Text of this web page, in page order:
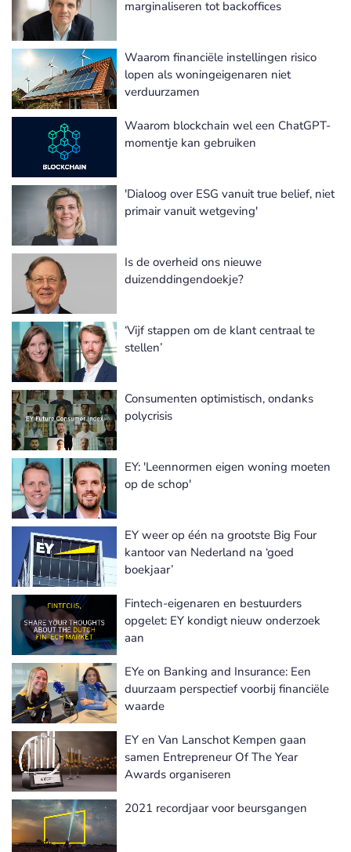
marginaliseren tot backoffices
Waarom financiële instellingen risico
lopen als woningeigenaren niet
verduurzamen
Waarom blockchain wel een ChatGPT-
momentje kan gebruiken
'Dialoog over ESG vanuit true belief, niet
primair vanuit wetgeving'
Is de overheid ons nieuwe
duizenddingendoekje?
‘Vijf stappen om de klant centraal te
stellen’
Consumenten optimistisch, ondanks
polycrisis
EY: 'Leennormen eigen woning moeten
op de schop'
EY weer op één na grootste Big Four
kantoor van Nederland na ‘goed
boekjaar’
Fintech-eigenaren en bestuurders
opgelet: EY kondigt nieuw onderzoek
aan
EYe on Banking and Insurance: Een
duurzaam perspectief voorbij financiële
waarde
EY en Van Lanschot Kempen gaan
samen Entrepreneur Of The Year
Awards organiseren
2021 recordjaar voor beursgangen